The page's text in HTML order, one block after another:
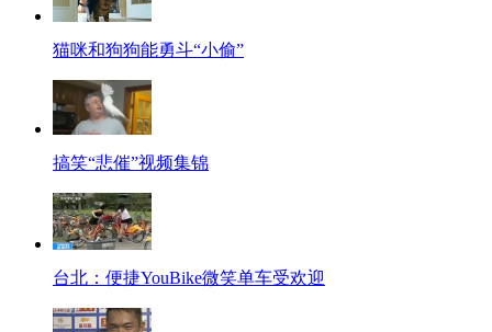
猫咪和狗狗能勇斗“小偷”
搞笑“悲催”视频集锦
台北：便捷YouBike微笑单车受欢迎